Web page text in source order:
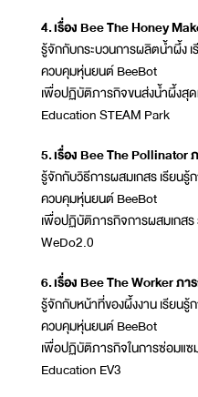
4. เรื่อง Bee The Honey
รู้จักกับกระบวนการผลิตน้ำผึ้ง
ควบคุมหุ่นยนต์ BeeBot
เพื่อปฏิบัติภารกิจขนส่งน้ำผึ้งสุ
Education STEAM Park
5. เรื่อง Bee The
รู้จักกับวิธีการผสมเกสร เรียน
ควบคุมหุ่นยนต์ BeeBot
เพื่อปฏิบัติภารกิจการผสมเกส
WeDo2.0
6. เรื่อง Bee The Worker ภ
รู้จักกับหน้าที่ของผึ้งงาน เรียน
ควบคุมหุ่นยนต์ BeeBot
เพื่อปฏิบัติภารกิจในการซ่อมแ
Education EV3